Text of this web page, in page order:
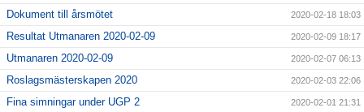
Dokument till årsmötet 2020-02-18 18:03
Resultat Utmanaren 2020-02-09 2020-02-09 18:17
Utmanaren 2020-02-09 2020-02-07 06:13
Roslagsmästerskapen 2020 2020-02-03 22:06
Fina simningar under UGP 2 2020-02-01 21:31